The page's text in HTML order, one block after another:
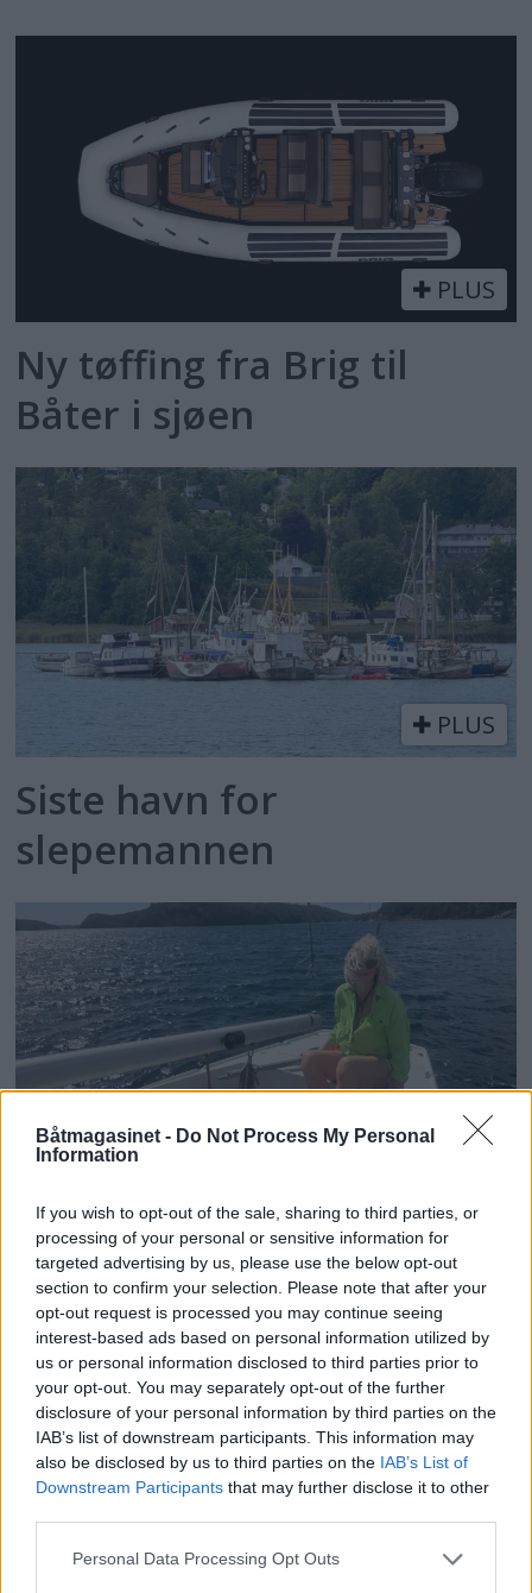
Båtmagasinet - Do Not Process My Personal
Information
If you wish to opt-out of the sale, sharing to third parties, or
processing of your personal or sensitive information for
targeted advertising by us, please use the below opt-out
section to confirm your selection. Please note that after your
opt-out request is processed you may continue seeing
interest-based ads based on personal information utilized by
us or personal information disclosed to third parties prior to
your opt-out. You may separately opt-out of the further
disclosure of your personal information by third parties on the
IAB’s list of downstream participants. This information may
also be disclosed by us to third parties on the IAB’s List of
Downstream Participants that may further disclose it to other
Personal Data Processing Opt Outs
PLUS
Ny tøffing fra Brig til
Båter i sjøen
PLUS
Siste havn for
slepemannen
PLUS
Sexolog, jazzmusiker,
rektor og båtfant